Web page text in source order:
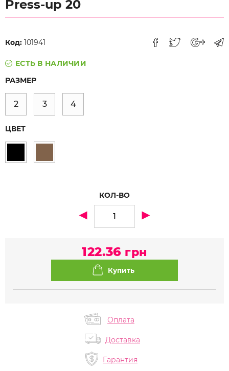
Press-up 20
Код: 101941
ЕСТЬ В НАЛИЧИИ
РАЗМЕР
2 3 4
ЦВЕТ
КОЛ-ВО
122.36 грн
Оплата
Доставка
Гарантия